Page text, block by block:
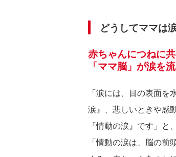
どうしてママは
赤ちゃんにつねに
「ママ脳」が涙を
「涙には、目の表面
涙』、悲しいときや感
『情動の涙』です」と
「情動の涙は、脳の